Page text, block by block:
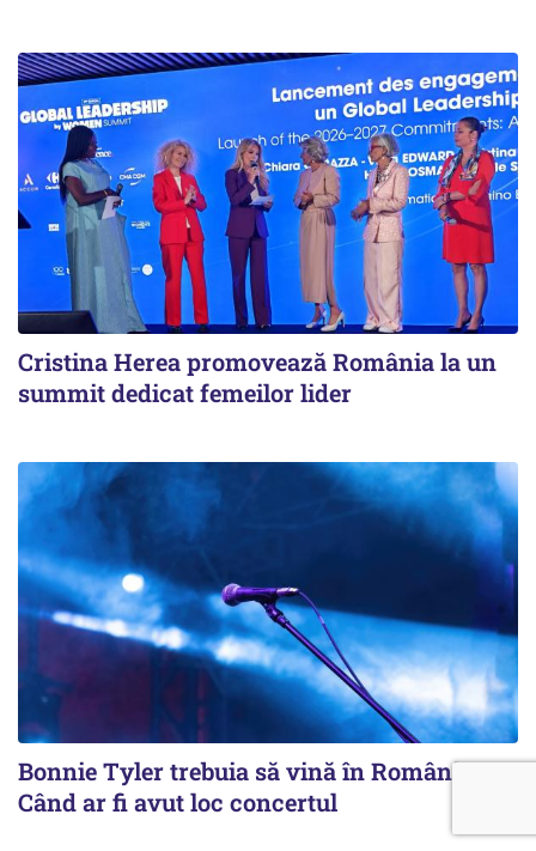
Cristina Herea promovează România la un
summit dedicat femeilor lider
Bonnie Tyler trebuia să vină în România.
Când ar fi avut loc concertul